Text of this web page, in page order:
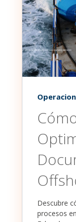
Descubre
procesos